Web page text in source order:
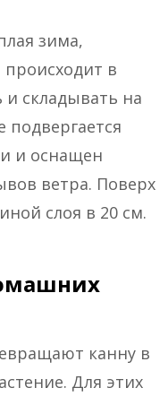
зима,
в
складывать на
подвергается
и оснащен
ветра. Поверх
слоя в 20 см.
канну в
Для этих